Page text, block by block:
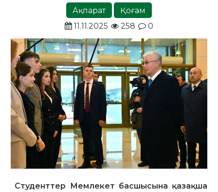
Ақпарат
Қоғам
11.11.2025
258 0
Студенттер Мемлекет басшысына қазақша